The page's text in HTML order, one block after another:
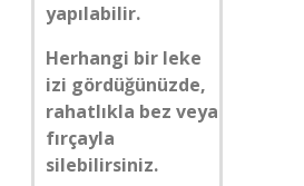
yapılabilir.
Herhangi bir leke
izi gördüğünüzde,
rahatlıkla bez veya
fırçayla
silebilirsiniz.